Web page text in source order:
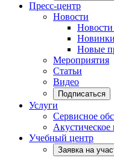
Пресс-центр
Новости
Новые
Мероприятия
Статьи
Видео
Подписаться
Услуги
Сервисное
Акустическое
Учебный центр
Заявка на